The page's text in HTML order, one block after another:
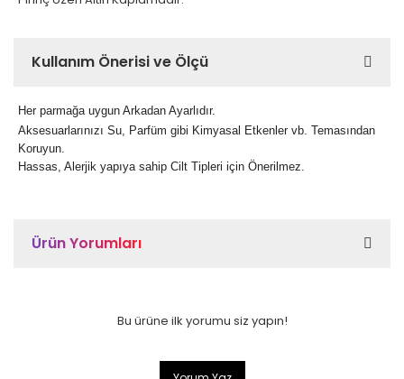
Kullanım Önerisi ve Ölçü
Her parmağa uygun Arkadan Ayarlıdır.
Aksesuarlarınızı Su, Parfüm gibi Kimyasal Etkenler vb. Temasından
Koruyun.
Hassas, Alerjik yapıya sahip Cilt Tipleri için Önerilmez.
Ürün Yorumları
Bu ürüne ilk yorumu siz yapın!